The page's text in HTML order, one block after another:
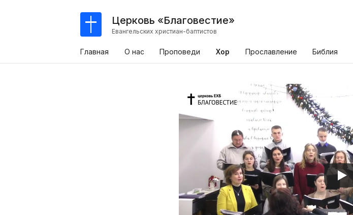
Церковь «Благовестие»
Евангельских христиан-баптистов
Главная О нас Проповеди Хор Прославление Библия